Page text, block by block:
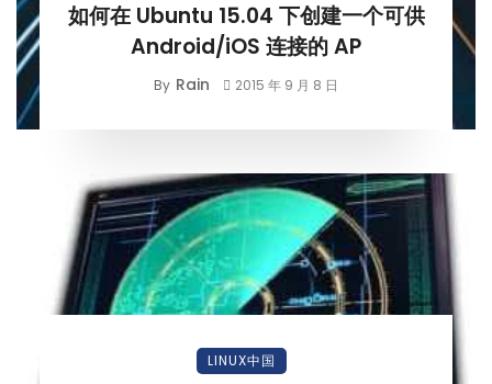
如何在 Ubuntu 15.04 下创建一个可供
Android/iOS 连接的 AP
By Rain 2015 年 9 月 8 日
LINUX中国